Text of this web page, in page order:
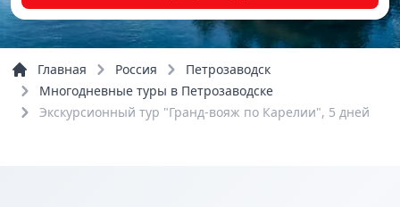
Главная Россия
Петрозаводск
Многодневные туры в Петрозаводске
Экскурсионный тур "Гранд-вояж по Карелии", 5 дней